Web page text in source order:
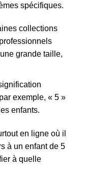
spécifiques.
collections
grande taille,
exemple, « 5 »
enfants.
en ligne où il
à un enfant de 5
à quelle